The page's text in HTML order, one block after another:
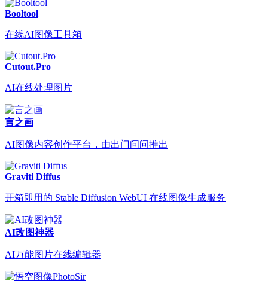
Booltool
在线AI图像工具箱
Cutout.Pro
AI在线处理图片
言之画
AI图像内容创作平台，由出门问问推出
Graviti Diffus
开箱即用的 Stable Diffusion WebUI 在线图像生成服务
AI改图神器
AI万能图片在线编辑器